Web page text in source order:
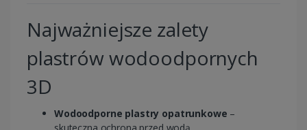
Najważniejsze zalety
plastrów wodoodpornych
3D
Wodoodporne plastry opatrunkowe –